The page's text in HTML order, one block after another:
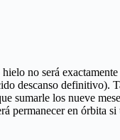
no será
descanso definitivo).
sumarle los nueve
permanecer en órbita